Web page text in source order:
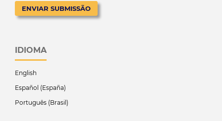
ENVIAR SUBMISSÃO
IDIOMA
English
Español (España)
Português (Brasil)